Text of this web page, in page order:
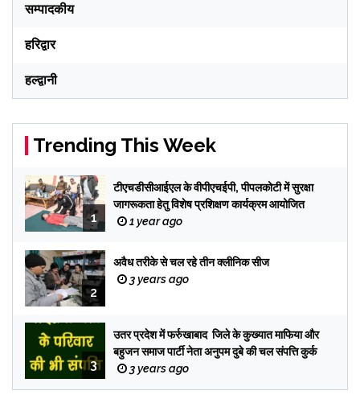
सम्पादकीय
हरिद्वार
हल्द्वानी
Trending This Week
1
टीएचडीसीआईएल के वीपीएचईपी, पीपलकोटी में सुरक्षा
जागरूकता हेतु विशेष प्रशिक्षण कार्यक्रम आयोजित
1 year ago
2
अवैध तरीके से चल रहे तीन क्लीनिक सीज
3 years ago
3
उतर प्रदेश में फर्रुखाबाद जिले के कुख्यात माफिया और
बहुजन समाज पार्टी नेता अनुपम दुबे की चल संपत्ति कुर्क
3 years ago